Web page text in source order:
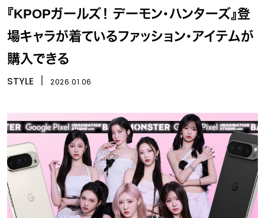
『KPOPガールズ！ デーモン・ハンターズ』登
場キャラが着ているファッション・アイテムが
購入できる
STYLE 2026.01.06